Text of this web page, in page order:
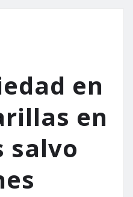
en
en
salvo